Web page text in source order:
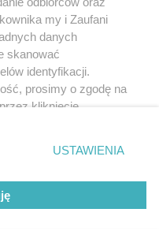
my i Zaufani
danych
skanować
identyfikacji.
prosimy o zgodę na
kliknięcie
ustawień prywatności
strony
wymagają zgody
się takiemu
zastosowanie tylko
USTAWIENIA